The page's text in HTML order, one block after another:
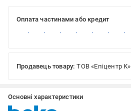
Оплата частинами або кредит
Продавець товару: ТОВ «Епіцентр К»
Основні характеристики